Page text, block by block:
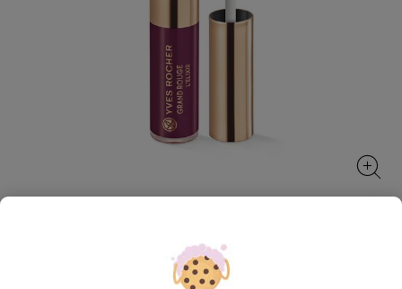
Grand Rouge L'Élixir 106. Pourpre